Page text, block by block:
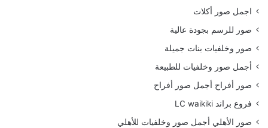
اجمل صور أكلات
صور للرسم بجودة عالية
صور وخلفيات بنات جميلة
أجمل صور وخلفيات للطبيعة
صور أفراح أجمل صور أفراح
فروع براند LC waikiki
صور الأهلي أجمل صور وخلفيات للأهلي